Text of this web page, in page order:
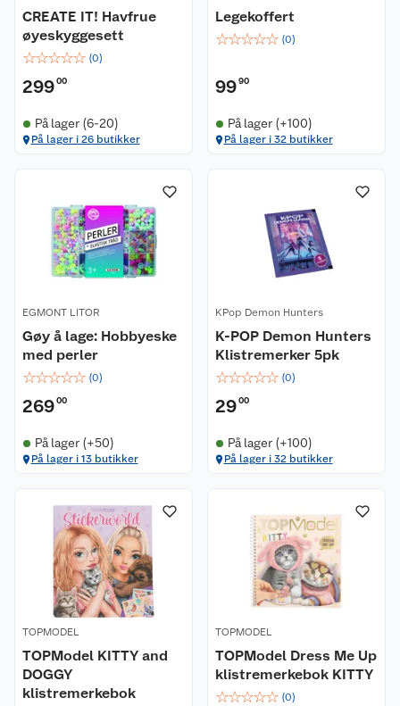
CREATE IT! Havfrue
øyeskyggesett
☆☆☆☆☆ (0)
29900
På lager (6-20)
På lager i 26 butikker
Legekoffert
☆☆☆☆☆ (0)
9990
På lager (+100)
På lager i 32 butikker
EGMONT LITOR
Gøy å lage: Hobbyeske
med perler
☆☆☆☆☆ (0)
26900
På lager (+50)
På lager i 13 butikker
KPop Demon Hunters
K-POP Demon Hunters
Klistremerker 5pk
☆☆☆☆☆ (0)
2900
På lager (+100)
På lager i 32 butikker
TOPMODEL
TOPModel KITTY and
DOGGY
klistremerkebok
TOPMODEL
TOPModel Dress Me Up
klistremerkebok KITTY
☆☆☆☆☆ (0)
Om oss
Nyheter
Våre butikker
Våre merkevarer
Coop kjeder
Kundeservice
Kontakt oss
Angre- og returrett
Reklamasjon og garanti
Ofte stilte spørsmål
Betalingsalternativer